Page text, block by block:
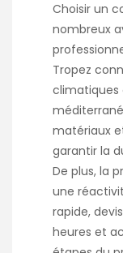
Choisir un
nombreux
Tropez
climatiques
matériaux
garantir la
De plus, la
une
rapide,
heures et